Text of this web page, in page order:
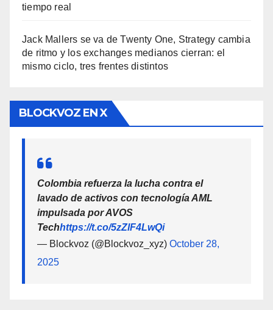
tiempo real
Jack Mallers se va de Twenty One, Strategy cambia
de ritmo y los exchanges medianos cierran: el
mismo ciclo, tres frentes distintos
BLOCKVOZ EN X
Colombia refuerza la lucha contra el
lavado de activos con tecnología AML
impulsada por AVOS
Techhttps://t.co/5zZlF4LwQi
— Blockvoz (@Blockvoz_xyz) October 28,
2025